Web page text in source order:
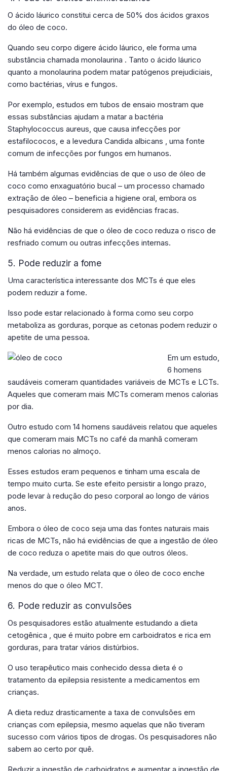
O ácido láurico constitui cerca de 50% dos ácidos graxos
do óleo de coco.
Quando seu corpo digere ácido láurico, ele forma uma
substância chamada monolaurina . Tanto o ácido láurico
quanto a monolaurina podem matar patógenos prejudiciais,
como bactérias, vírus e fungos.
Por exemplo, estudos em tubos de ensaio mostram que
essas substâncias ajudam a matar a bactéria
Staphylococcus aureus, que causa infecções por
estafilococos, e a levedura Candida albicans , uma fonte
comum de infecções por fungos em humanos.
Há também algumas evidências de que o uso de óleo de
coco como enxaguatório bucal – um processo chamado
extração de óleo – beneficia a higiene oral, embora os
pesquisadores considerem as evidências fracas.
Não há evidências de que o óleo de coco reduza o risco de
resfriado comum ou outras infecções internas.
5. Pode reduzir a fome
Uma característica interessante dos MCTs é que eles
podem reduzir a fome.
Isso pode estar relacionado à forma como seu corpo
metaboliza as gorduras, porque as cetonas podem reduzir o
apetite de uma pessoa.
Em um estudo,
6 homens
saudáveis ​​comeram quantidades variáveis ​​de MCTs e LCTs.
Aqueles que comeram mais MCTs comeram menos calorias
por dia.
Outro estudo com 14 homens saudáveis ​​relatou que aqueles
que comeram mais MCTs no café da manhã comeram
menos calorias no almoço.
Esses estudos eram pequenos e tinham uma escala de
tempo muito curta. Se este efeito persistir a longo prazo,
pode levar à redução do peso corporal ao longo de vários
anos.
Embora o óleo de coco seja uma das fontes naturais mais
ricas de MCTs, não há evidências de que a ingestão de óleo
de coco reduza o apetite mais do que outros óleos.
Na verdade, um estudo relata que o óleo de coco enche
menos do que o óleo MCT.
6. Pode reduzir as convulsões
Os pesquisadores estão atualmente estudando a dieta
cetogênica , que é muito pobre em carboidratos e rica em
gorduras, para tratar vários distúrbios.
O uso terapêutico mais conhecido dessa dieta é o
tratamento da epilepsia resistente a medicamentos em
crianças.
A dieta reduz drasticamente a taxa de convulsões em
crianças com epilepsia, mesmo aquelas que não tiveram
sucesso com vários tipos de drogas. Os pesquisadores não
sabem ao certo por quê.
Reduzir a ingestão de carboidratos e aumentar a ingestão de